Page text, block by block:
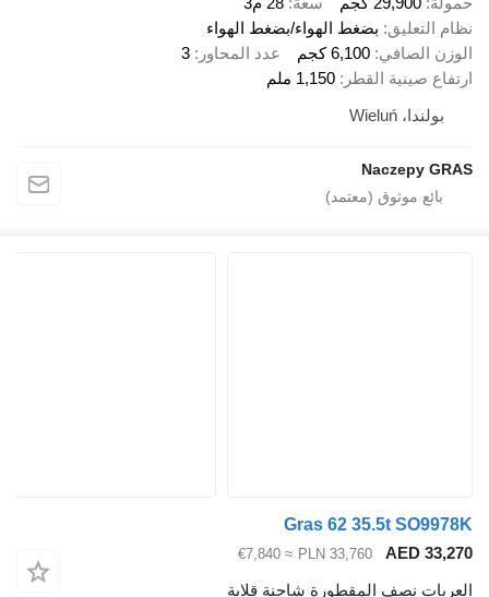
نظام التعليق بضغط الهواء/بضغط الهواء
الوزن الصافي 6,100 كجم عدد المحاور
3
ارتفاع صينية القطر
1,150 ملم
بولندا، Wieluń
Naczepy GRAS
Gras 62 35.5t SO9978K
AED 33,270
PLN 33,760
≈ €7,840
العربات نصف المقطورة شاحنة قلابة